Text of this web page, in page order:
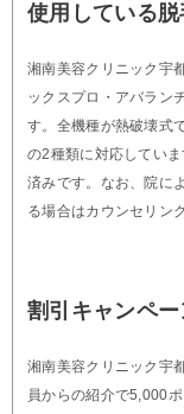
使用している
湘南美容クリニック宇
ックスプロ・アバラン
す。全機種が熱破壊式
の2種類に対応してい
済みです。なお、院に
る場合はカウンセリン
割引キャンペ
湘南美容クリニック宇
員からの紹介で5,000